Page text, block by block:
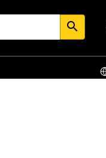
search